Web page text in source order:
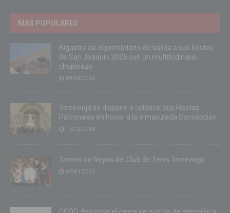
MÁS POPULARES
Bigastro da el pistoletazo de salida a sus fiestas
de San Joaquín 2026 con un multitudinario
chupinazo
09/08/2026
Torrevieja se dispone a celebrar sus Fiestas
Patronales en honor a la Inmaculada Concepción
16/12/2014
Torneo de Reyes del Club de Tenis Torrevieja
07/01/2013
CCOO denuncia el cierre de puntos de atención a